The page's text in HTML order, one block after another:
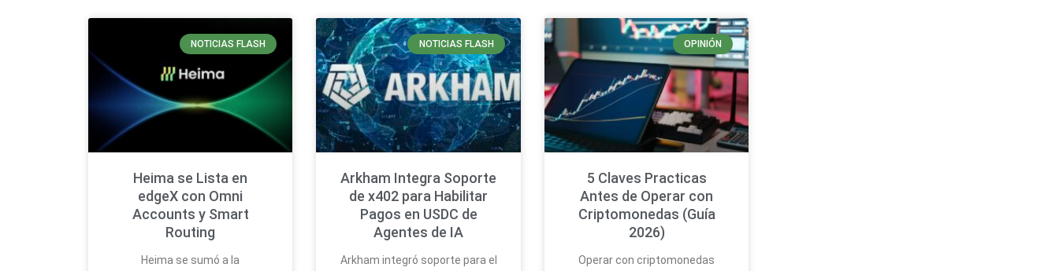
NOTICIAS FLASH
Heima se Lista en
edgeX con Omni
Accounts y Smart
Routing
Heima se sumó a la
NOTICIAS FLASH
Arkham Integra Soporte
de x402 para Habilitar
Pagos en USDC de
Agentes de IA
Arkham integró soporte para el
OPINIÓN
5 Claves Practicas
Antes de Operar con
Criptomonedas (Guía
2026)
Operar con criptomonedas